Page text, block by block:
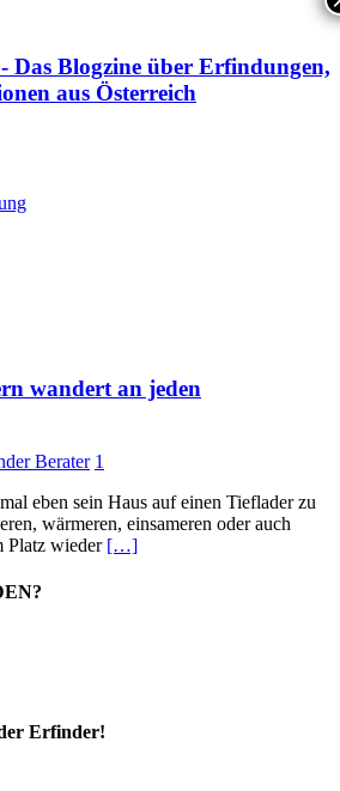
Das Blogzine über Erfindungen,
aus Österreich
wandert an jeden
Berater 1
eben sein Haus auf einen Tieflader zu
wärmeren, einsameren oder auch
Platz wieder […]
Erfinder!